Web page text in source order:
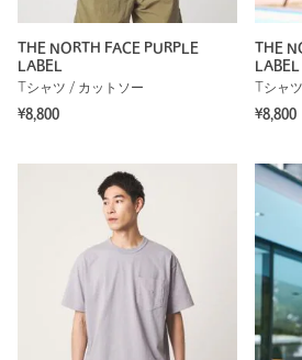
THE NORTH FACE PURPLE
LABEL
Tシャツ / カットソー
¥8,800
THE
LABEL
Tシャ
¥8,800